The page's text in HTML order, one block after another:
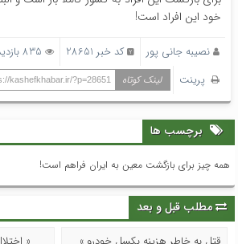
خود این افراد است!
نصیبه جانی پور کد خبر 28651 835 بازدید
پرینت
لینک کوتاه kashefkhabar.ir/?p=28651
برچسب ها
همه چیز برای بازگشت معین به ایران فراهم است!
مطلب قبل و بعد